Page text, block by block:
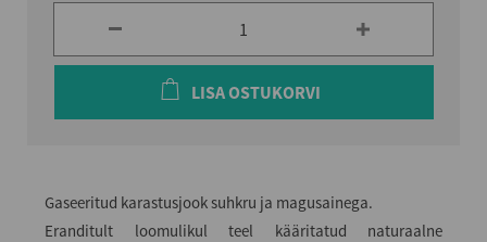
LISA OSTUKORVI
Gaseeritud karastusjook suhkru ja magusainega.
Eranditult loomulikul teel kääritatud naturaalne